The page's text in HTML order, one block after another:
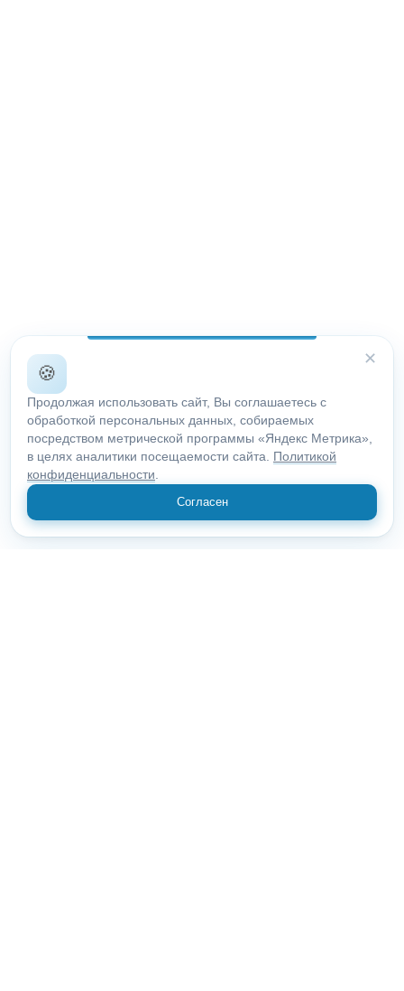
✕
🍪
Продолжая использовать сайт, Вы соглашаетесь с
обработкой персональных данных, собираемых
посредством метрической программы «Яндекс Метрика»,
в целях аналитики посещаемости сайта. Политикой
конфиденциальности.
Согласен